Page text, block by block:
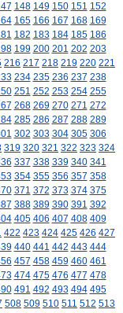
148 149 150 151 152
165 166 167 168 169
182 183 184 185 186
199 200 201 202 203
216 217 218 219 220 221
234 235 236 237 238
251 252 253 254 255
268 269 270 271 272
285 286 287 288 289
302 303 304 305 306
319 320 321 322 323 324
337 338 339 340 341
354 355 356 357 358
371 372 373 374 375
388 389 390 391 392
405 406 407 408 409
422 423 424 425 426 427
440 441 442 443 444
457 458 459 460 461
474 475 476 477 478
491 492 493 494 495
508 509 510 511 512 513